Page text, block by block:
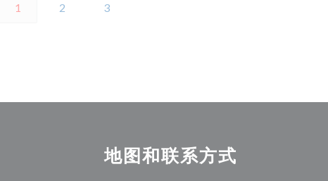
1 2 3
地图和联系方式